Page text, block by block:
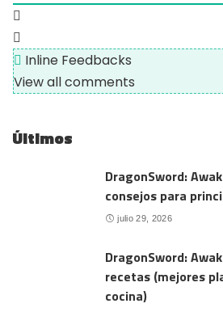
Inline Feedbacks
View all comments
Últimos
DragonSword:
consejos para
julio 29, 2026
DragonSword:
recetas (mejores
cocina)